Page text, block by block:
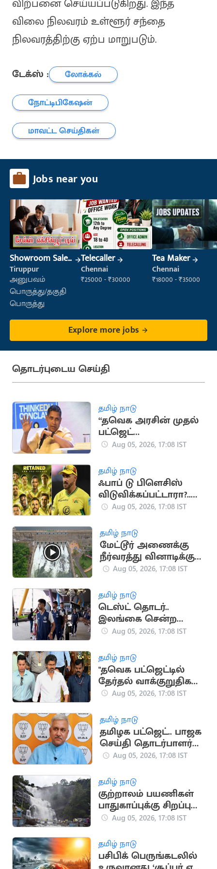
விற்பனை செய்யப்படுகிறது. இந்த
விலை நிலவரம் உள்ளூர் சந்தை
நிலவரத்திற்கு ஏற்ப மாறுபடும்.
டேக்ஸ் :
லோக்கல்
நோட்டிபிகேஷன்
மாவட்ட செய்திகள்
Jobs near you
Showroom Sales
Executive (Retail
Sales)
Tiruppur
அனுபவம்
பொருத்து/தகுதி
பொருத்து
Telecaller
Chennai
₹25000 - ₹30000
Tea Maker
Chennai
₹18000 - ₹35000
Explore more jobs
தொடர்புடைய செய்தி
தமிழ் நாடு
“தவெக அரசின் முதல்
பட்ஜெட்
யதார்த்தமானது”..
கருத்து
Aug 05, 2026, 17:08 IST
தமிழ் நாடு
ஃபாப் டு பிளெசிஸ்
விடுவிக்கப்பட்டாரா?..
ஜோபர்க் சூப்பர் கிங்ஸ்
Aug 05, 2026, 17:08 IST
தமிழ் நாடு
மேட்டூர் அணைக்கு
நீர்வரத்து வினாடிக்கு
11,998 கன அடியாக
Aug 05, 2026, 17:08 IST
தமிழ் நாடு
டெஸ்ட் தொடர்..
இலங்கை சென்ற
இந்திய கிரிக்கெட்
Aug 05, 2026, 17:08 IST
தமிழ் நாடு
"தவெக பட்ஜெட்டில்
தேர்தல் வாக்குறுதிகள்
இடம்பெறவில்லை"..
Aug 05, 2026, 17:08 IST
தமிழ் நாடு
தமிழக பட்ஜெட்.. பாஜக
செய்தி தொடர்பாளர்
விமர்சனம்
Aug 05, 2026, 17:08 IST
தமிழ் நாடு
குற்றாலம் பயணிகள்
பாதுகாப்புக்கு சிறப்பு
கண்காணிப்பு குழு
Aug 05, 2026, 17:08 IST
தமிழ் நாடு
பசிபிக் பெருங்கடலில்